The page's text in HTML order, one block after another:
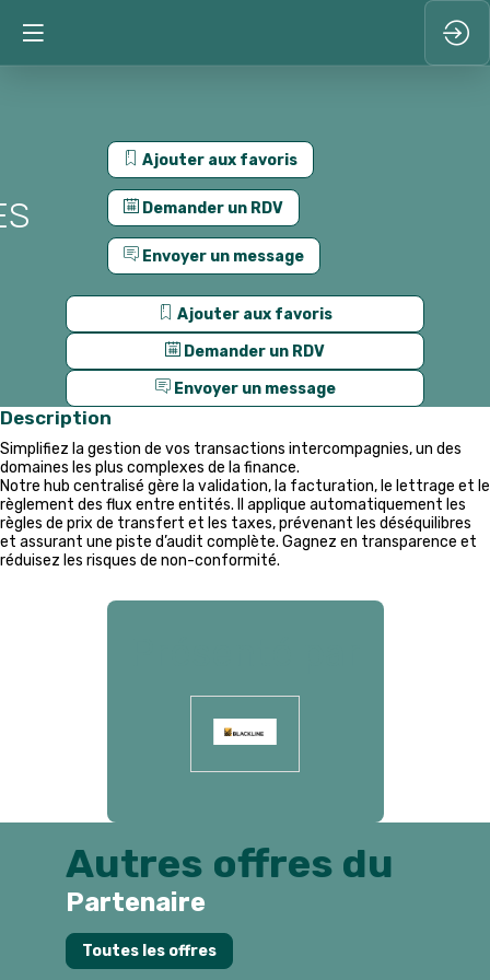
Ajouter aux favoris
Demander un RDV
Envoyer un message
Ajouter aux favoris
Demander un RDV
Envoyer un message
Description
Simplifiez la gestion de vos transactions intercompagnies, un des
domaines les plus complexes de la finance.
Notre hub centralisé gère la validation, la facturation, le lettrage et le
règlement des flux entre entités. Il applique automatiquement les
règles de prix de transfert et les taxes, prévenant les déséquilibres
et assurant une piste d’audit complète. Gagnez en transparence et
réduisez les risques de non-conformité.
Autres offres du
Partenaire
Toutes les offres